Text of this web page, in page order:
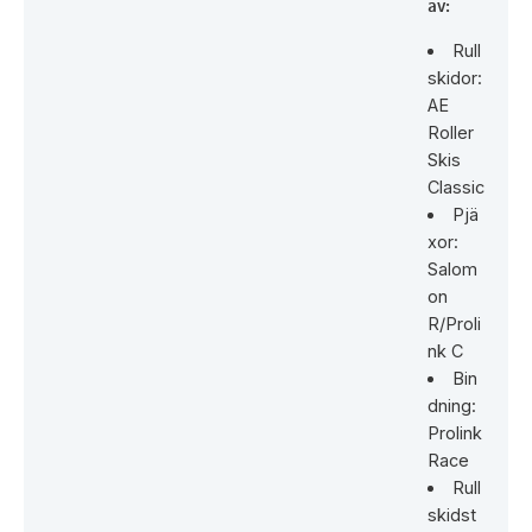
av:
Rull
skidor:
AE
Roller
Skis
Classic
Pjä
xor:
Salom
on
R/Proli
nk C
Bin
dning:
Prolink
Race
Rull
skidst